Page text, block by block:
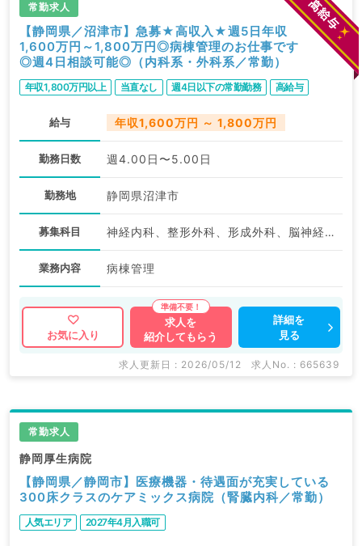
常勤求人
【静岡県／沼津市】急募★高収入★週5日年収
1,600万円～1,800万円◎病棟管理のお仕事です
◎週4日相談可能◎（内科系・外科系／常勤）
年収1,800万円以上 当直なし 週4日以下の常勤勤務 高給与
給与 年収1,600万円 ～ 1,800万円
勤務日数 週4.00日〜5.00日
勤務地 静岡県沼津市
募集科目 神経内科、整形外科、形成外科、脳神経外科、呼吸器外科、心臓血管外科、泌尿器科、一般内科、循環器内科、呼吸器内科、消化器内科、内分泌・代謝内科、腎臓内科、老年内科、血液内科、外科系全般、一般外科、消化器外科、乳腺外科、膠原病科、大腸・肛門外科
業務内容 病棟管理
お気に入り
求人を
紹介してもらう
詳細を
見る
求人更新日 : 2026/05/12 求人No. : 665639
常勤求人
静岡厚生病院
【静岡県／静岡市】医療機器・待遇面が充実している
300床クラスのケアミックス病院（腎臓内科／常勤）
人気エリア 2027年4月入職可